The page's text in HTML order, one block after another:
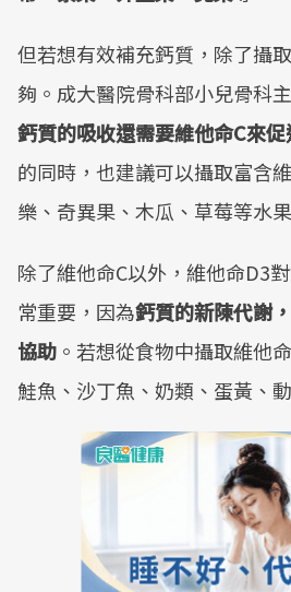
但若想有效補充鈣質，除了攝
夠。成大醫院骨科部小兒骨科
鈣質的吸收還需要維他命C來促
的同時，也建議可以攝取富含
樂、奇異果、木瓜、草莓等水
除了維他命C以外，維他命D3
常重要，因為鈣質的新陳代謝
協助 。若想從食物中攝取維他
鮭魚、沙丁魚、奶類、蛋黃、